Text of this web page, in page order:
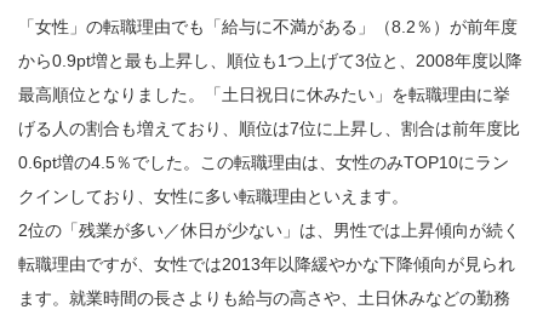
「女性」の転職理由でも「給与に不満がある」（8.2％）が前年度
から0.9pt増と最も上昇し、順位も1つ上げて3位と、2008年度以降
最高順位となりました。「土日祝日に休みたい」を転職理由に挙
げる人の割合も増えており、順位は7位に上昇し、割合は前年度比
0.6pt増の4.5％でした。この転職理由は、女性のみTOP10にラン
クインしており、女性に多い転職理由といえます。
2位の「残業が多い／休日が少ない」は、男性では上昇傾向が続く
転職理由ですが、女性では2013年以降緩やかな下降傾向が見られ
ます。就業時間の長さよりも給与の高さや、土日休みなどの勤務